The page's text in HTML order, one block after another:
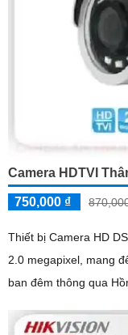
Camera HDTVI
750,000 ₫
Thiết bị Camera HD
2.0 megapixel, mang đến hình ảnh
ban đêm thông qua